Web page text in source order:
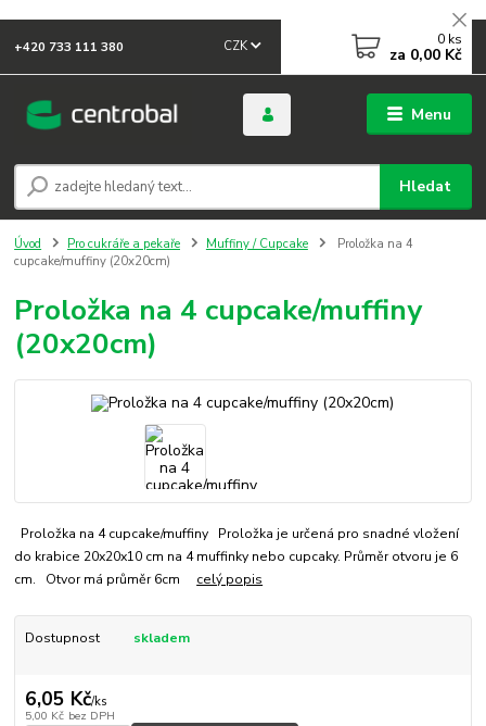
Menu
CZK
Hledat
+420 733 111 380 0 ks
za 0,00 Kč
Úvod Pro cukráře a pekaře Muffiny / Cupcake
Proložka na 4
cupcake/muffiny (20x20cm)
Proložka na 4 cupcake/muffiny
(20x20cm)
Proložka na 4 cupcake/muffiny Proložka je určená pro snadné vložení
do krabice 20x20x10 cm na 4 muffinky nebo cupcaky. Průměr otvoru je 6
cm. Otvor má průměr 6cm celý popis
Dostupnost skladem
6,05 Kč/ks
5,00 Kč bez DPH